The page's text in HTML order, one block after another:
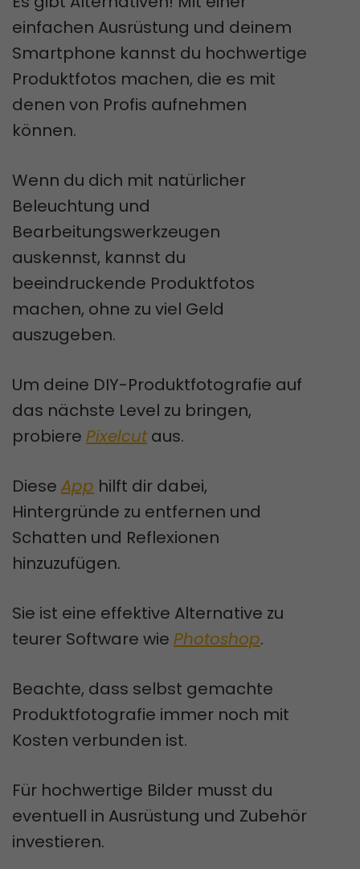
einfachen Ausrüstung und deinem
Smartphone kannst du hochwertige
Produktfotos machen, die es mit
denen von Profis aufnehmen
können.
Wenn du dich mit natürlicher
Beleuchtung und
Bearbeitungswerkzeugen
auskennst, kannst du
beeindruckende Produktfotos
machen, ohne zu viel Geld
auszugeben.
Um deine DIY-Produktfotografie auf
das nächste Level zu bringen,
probiere Pixelcutaus.
Diese App hilft dir dabei,
Hintergründe zu entfernen und
Schatten und Reflexionen
hinzuzufügen.
Sie ist eine effektive Alternative zu
teurer Software wie Photoshop.
Beachte, dass selbst gemachte
Produktfotografie immer noch mit
Kosten verbunden ist.
Für hochwertige Bilder musst du
eventuell in Ausrüstung und Zubehör
investieren.